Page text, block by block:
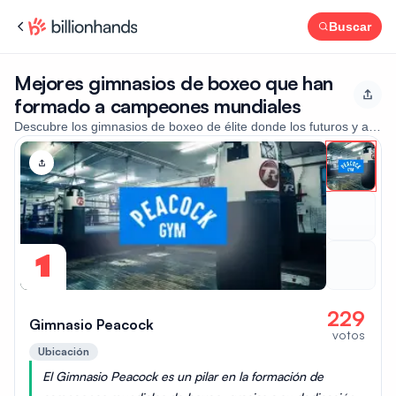
Buscar
Mejores gimnasios de boxeo que han
formado a campeones mundiales
Descubre los gimnasios de boxeo de élite donde los futuros y
1
Gimnasio Peacock 229
votos
Ubicación
El Gimnasio Peacock es un pilar en la formación de